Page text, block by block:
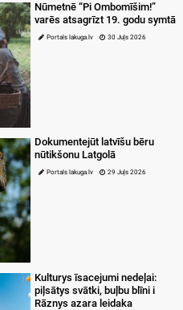
Nūmetnē “Pi Ombomīšim!”
varēs atsagrīzt 19. godu symtā
Portals lakuga.lv 30 Juļs 2026
Dokumentejūt latvīšu bēru
nūtikšonu Latgolā
Portals lakuga.lv 29 Juļs 2026
Kulturys īsacejumi nedeļai:
piļsātys svātki, buļbu blīni i
Rāznys azara leidaka